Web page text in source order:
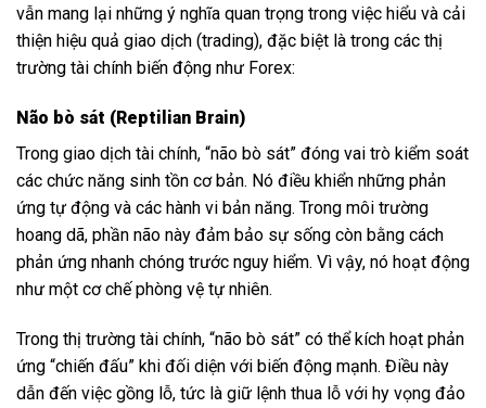
vẫn mang lại những ý nghĩa quan trọng trong việc hiểu và cải
thiện hiệu quả giao dịch (trading), đặc biệt là trong các thị
trường tài chính biến động như Forex:
Não bò sát (Reptilian Brain)
Trong giao dịch tài chính, “não bò sát” đóng vai trò kiểm soát
các chức năng sinh tồn cơ bản. Nó điều khiển những phản
ứng tự động và các hành vi bản năng. Trong môi trường
hoang dã, phần não này đảm bảo sự sống còn bằng cách
phản ứng nhanh chóng trước nguy hiểm. Vì vậy, nó hoạt động
như một cơ chế phòng vệ tự nhiên.
Trong thị trường tài chính, “não bò sát” có thể kích hoạt phản
ứng “chiến đấu” khi đối diện với biến động mạnh. Điều này
dẫn đến việc gồng lỗ, tức là giữ lệnh thua lỗ với hy vọng đảo